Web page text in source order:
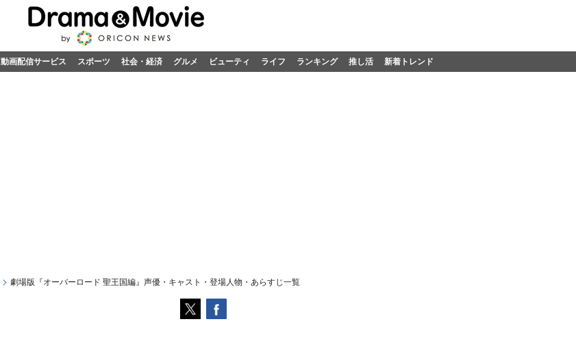
動画配信サービス スポーツ 社会・経済 グルメ ビューティ ライフ ランキング 推し活 新着トレンド
劇場版『オーバーロード 聖王国編』声優・キャスト・登場人物・あらすじ一覧